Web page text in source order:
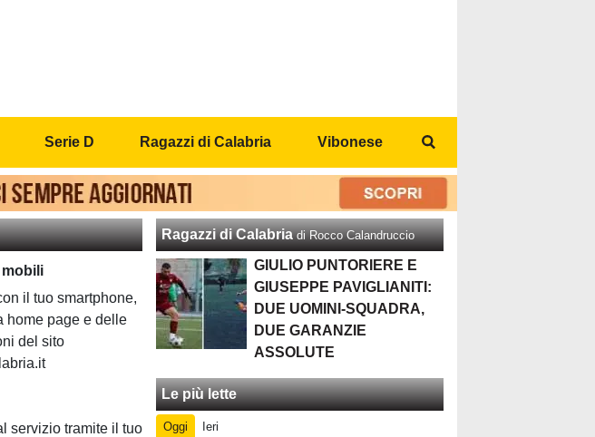
Serie D Ragazzi di Calabria Vibonese
il tuo smartphone,
home page e delle
del sito
servizio tramite il tuo
Ragazzi di Calabria di Rocco Calandruccio
GIULIO PUNTORIERE E
GIUSEPPE PAVIGLIANITI:
DUE UOMINI-SQUADRA,
DUE GARANZIE
ASSOLUTE
Le più lette
Oggi
Ieri